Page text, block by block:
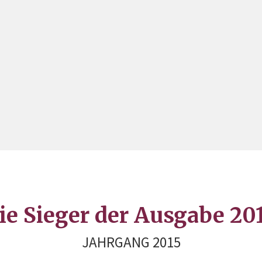
Sieger der Ausgabe
JAHRGANG 2015